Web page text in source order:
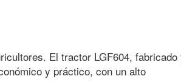
El tractor LGF604, fabricado
y práctico, con un alto